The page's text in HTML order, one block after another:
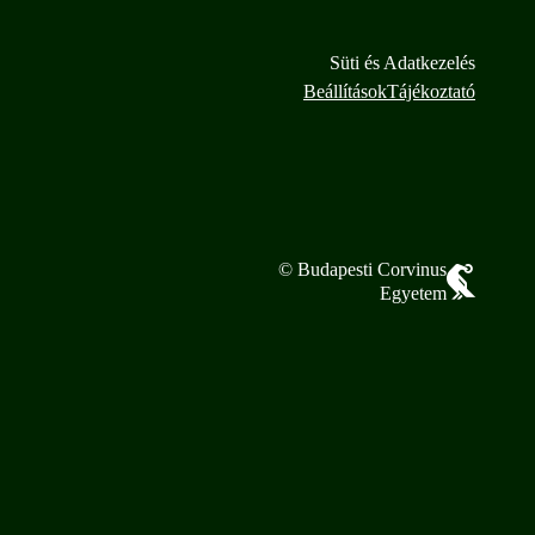
Süti és Adatkezelés
BeállításokTájékoztató
© Budapesti Corvinus
Egyetem